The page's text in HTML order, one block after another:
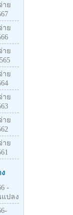
าย
าย
าย
าย
าย
าย
าย
-
แปลง